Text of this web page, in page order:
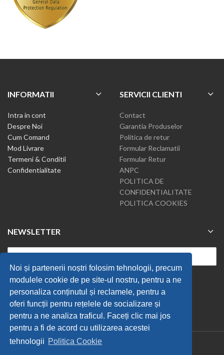
Noi și partenerii noștri folosim tehnologii, precum
modulele cookie de pe site-ul nostru, pentru a ne
personaliza conținutul și reclamele, pentru a
oferi funcții pentru rețelele de socializare și
pentru a ne analiza traficul. Faceți clic mai jos
pentru a fi de acord cu utilizarea acestei
tehnologii Politica Cookie
INFORMATII
Intra in cont
Despre Noi
Cum Comand
Mod Livrare
Termeni & Conditii
Confidentialitate
SERVICII CLIENTI
Contact
Garantia Produselor
Politica de retur
Formular Reclamatii
Formular Retur
ANPC
POLITICA DE
CONFIDENTIALITATE
POLITICA COOKIES
NEWSLETTER
Tiravis